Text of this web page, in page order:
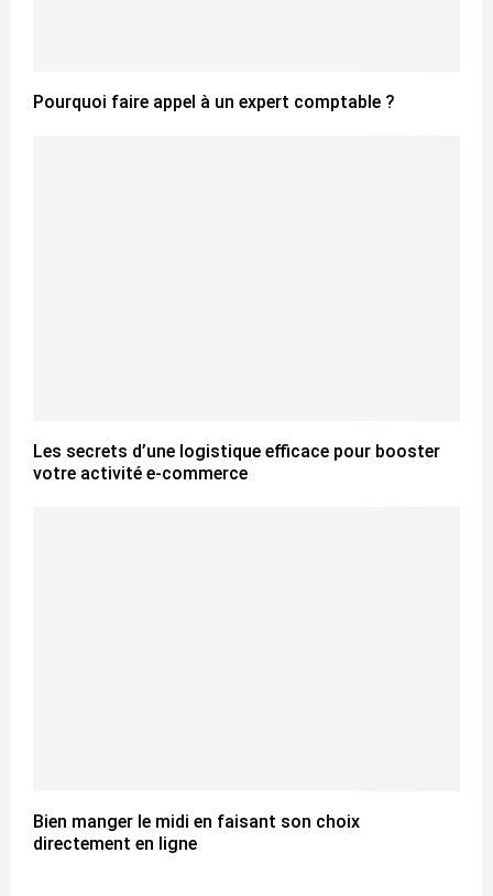
Pourquoi faire appel à un expert comptable ?
Les secrets d’une logistique efficace pour booster
votre activité e-commerce
Bien manger le midi en faisant son choix
directement en ligne